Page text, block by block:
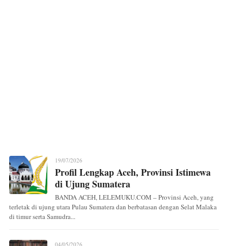
19/07/2026
Profil Lengkap Aceh, Provinsi Istimewa
di Ujung Sumatera
BANDA ACEH, LELEMUKU.COM – Provinsi Aceh, yang
terletak di ujung utara Pulau Sumatera dan berbatasan dengan Selat Malaka
di timur serta Samudra...
04/05/2026